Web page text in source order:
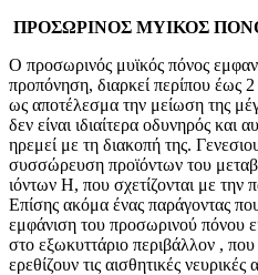
ΠΡΟΣΩΡΙΝΟΣ ΜΥΙΚΟΣ
Ο προσωρινός μυϊκός πόνος
προπόνηση, διαρκεί περίπου έως
ως αποτέλεσμα την μείωση της
δεν είναι ιδιαίτερα οδυνηρός και
ηρεμεί με τη διακοπή της.
συσσώρευση προϊόντων του
ιόντων H, που σχετίζονται με την
Επίσης ακόμα ένας παράγοντας
εμφάνιση του προσωρινού πόνου
στο εξωκυττάριο περιβάλλον ,
ερεθίζουν τις αισθητικές νευρικές